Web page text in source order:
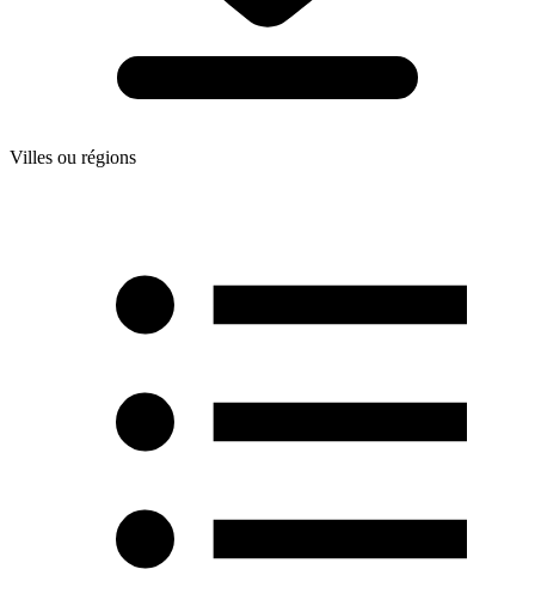
Villes ou régions